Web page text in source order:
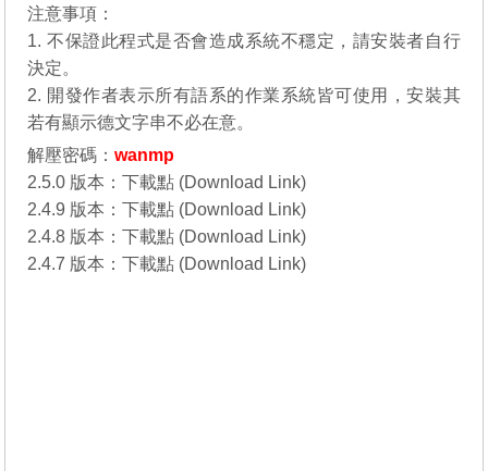
注意事項：
1. 不保證此程式是否會造成系統不穩定，請安裝者自行
決定。
2. 開發作者表示所有語系的作業系統皆可使用，安裝其
若有顯示德文字串不必在意。
解壓密碼：wanmp
2.5.0 版本：下載點 (Download Link)
2.4.9 版本：下載點 (Download Link)
2.4.8 版本：下載點 (Download Link)
2.4.7 版本：下載點 (Download Link)